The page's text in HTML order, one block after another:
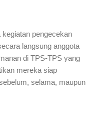
pengecekan
langsung anggota
di TPS-TPS yang
mereka siap
selama, maupun